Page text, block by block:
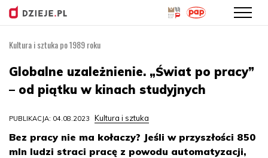
treści
Kultura i sztuka po 1989 roku
Globalne uzależnienie. „Świat po pracy”
– od piątku w kinach studyjnych
PUBLIKACJA: 04.08.2023 Kultura i sztuka
Bez pracy nie ma kołaczy? Jeśli w przyszłości 850
mln ludzi straci pracę z powodu automatyzacji,